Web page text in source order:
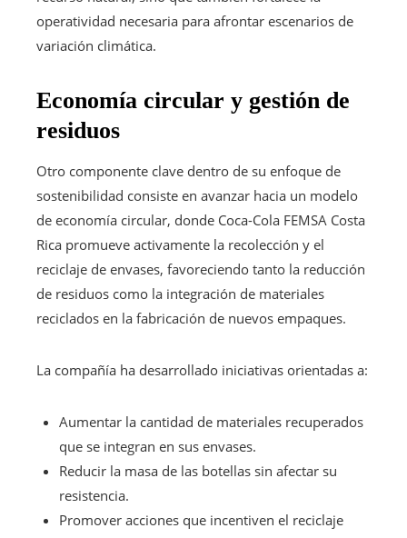
operatividad necesaria para afrontar escenarios de
variación climática.
Economía circular y gestión de
residuos
Otro componente clave dentro de su enfoque de
sostenibilidad consiste en avanzar hacia un modelo
de economía circular, donde Coca-Cola FEMSA Costa
Rica promueve activamente la recolección y el
reciclaje de envases, favoreciendo tanto la reducción
de residuos como la integración de materiales
reciclados en la fabricación de nuevos empaques.
La compañía ha desarrollado iniciativas orientadas a:
Aumentar la cantidad de materiales recuperados
que se integran en sus envases.
Reducir la masa de las botellas sin afectar su
resistencia.
Promover acciones que incentiven el reciclaje